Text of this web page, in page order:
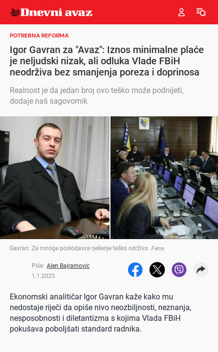
POTREBNA REFORMA
Igor Gavran za "Avaz": Iznos minimalne plaće
je neljudski nizak, ali odluka Vlade FBiH
neodrživa bez smanjenja poreza i doprinosa
Realnost je da jedan broj ovo teško može podnijeti,
dodaje naš sagovornik
Gavran: Za mnoge poslodavce rješenje teško održivo. Fena
Piše: Alen Bajramovic
1.1.2025
Ekonomski analitičar Igor Gavran kaže kako mu
nedostaje riječi da opiše nivo neozbiljnosti, neznanja,
nesposobnosti i diletantizma s kojima Vlada FBiH
pokušava poboljšati standard radnika.